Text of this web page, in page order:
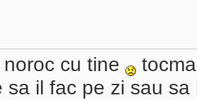
cu tine
sa il fac pe zi sau